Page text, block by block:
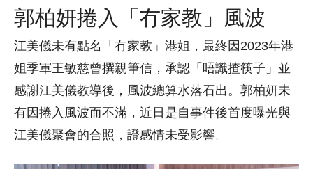
郭柏妍捲入「冇家教」風波
江美儀未有點名「冇家教」港姐，最終因2023年港
姐季軍王敏慈曾撰親筆信，承認「唔識揸筷子」並
感謝江美儀教導後，風波總算水落石出。郭柏妍未
有因捲入風波而不滿，近日是自事件後首度曝光與
江美儀聚會的合照，證感情未受影響。